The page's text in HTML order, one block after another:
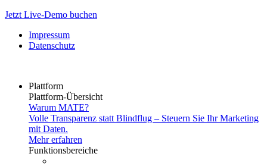
Jetzt Live-Demo buchen
Impressum
Datenschutz
Plattform
Plattform-Übersicht
Warum MATE?
Volle Transparenz statt Blindflug – Steuern Sie Ihr Marketing
mit Daten.
Mehr erfahren
Funktionsbereiche